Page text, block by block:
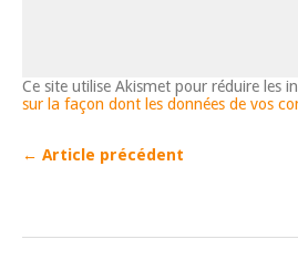
Ce site utilise Akismet pour réduire les
sur la façon dont les données de vos
← Article précédent